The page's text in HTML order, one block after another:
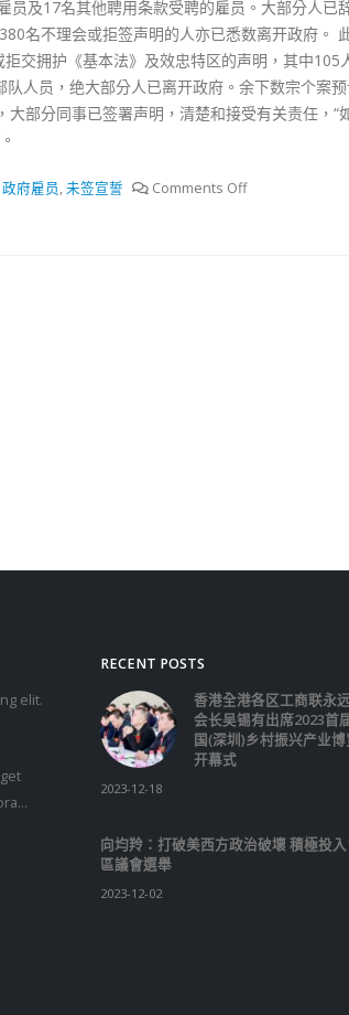
员及17名其他聘用条款受聘的雇员。大部分人已
名不理会或拒签声明的人亦已悉数离开政府。
交拥护《基本法》及效忠特区的声明，其中
人员，绝大部分人已离开政府。余下数宗个案
部分同事已签署声明，清楚和接受有关责任，
政府雇员,未签宣誓 Comments Off
(深圳)乡村振兴产业博览会开幕
式
向均羚：打破美西方政治破壞 積極投入
1210區議會選舉
2023-12-02
舉日踴躍投票
抹黑
2023-
elit.
RECENT POSTS
香港全港各区工商联永
会长吴锡有出席2023首
国(深圳)乡村振兴产业
开幕式
2023-12-18
向均羚：打破美西方政治破壞 積極投
區議會選舉
2023-12-02